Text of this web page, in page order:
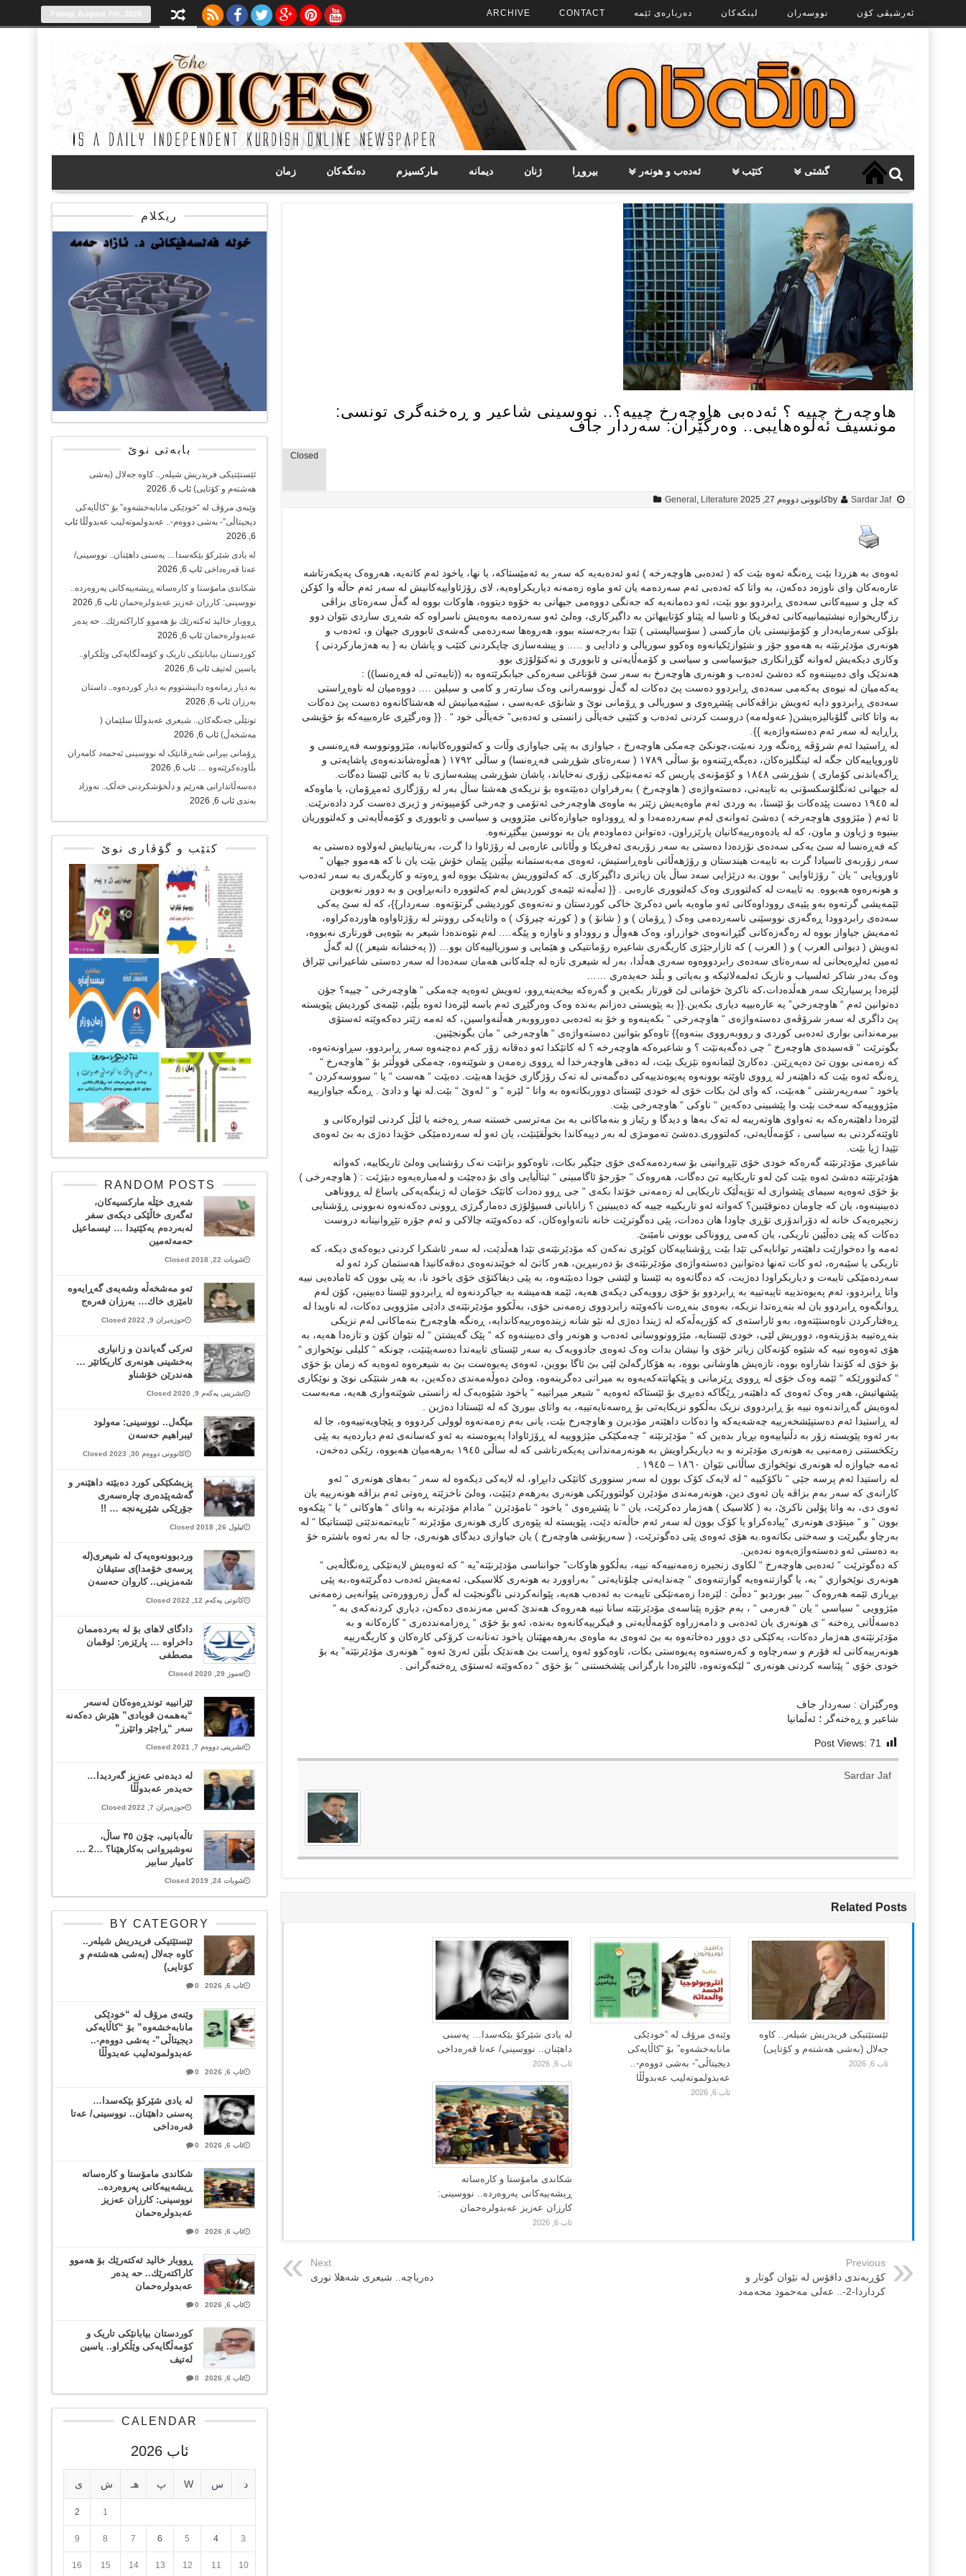
ئەرشیڤی کۆن نووسەران لینکەکان دەربارەی ئێمە CONTACT
ARCHIVE
Friday, August 7th, 2026
گشتی کتێب ئەدەب و هونەر بیروڕا ژنان دیمانە مارکسیزم دەنگەکان زمان
هاوچەرخ چييە ؟ ئەدەبی هاوچەرخ چييە؟.. نووسينی شاعير و ڕەخنەگری تونسی:
مونسيف ئەلوەهايبی.. وەرگێران: سەردار جاف
Closed
by Sardar Jaf کانوونی دووەم 27, 2025 General , Literature
ئەوەی بە هزردا بێت ڕەنگە ئەوە بێت کە ( ئەدەبی هاوچەرخە ) ئەو ئەدەبەيە کە سەر بە ئەمێستاکە، يا نها، ياخود ئەم کاتەيە، هەروەک پەيکەرتاشە
عارەبەکان وای ناوزەد دەکەن، بە واتا کە ئەدەبی ئەم سەردەمە يان ئەو ماوە زەمەنە دياريکراوەيە، لای رۆژئاواييەکانيش لە سەر ئەم حاڵە وا کۆکن
کە چل و سييەکانی سەدەی ڕابردوو بوو بێت، ئەو دەمانەيە کە جەنگی دووەمی جيهانی بە خۆوە ديتووە، هاوکات بووە لە گەڵ سەرەتای بزاڤی
رزگاريخوازە نيشتيمانييەکانی ئەفريکا و ئاسيا لە پێناو کۆتاییهاتن بە داگيرکاری، وەلێ ئەو سەردەمە بەوەيش ناسراوە کە شەڕی ساردی نێوان دوو
بلۆکی سەرمايەدار و کۆمۆنيستی يان مارکسی ( سۆسياليستی ) تێدا بەرجەستە ببوو، هەروەها سەردەمی گەشەی ئابووری جيهان و، ئەدەب و
هونەری مۆدێرنێتە بە هەموو جۆر و شێوازێکيانەوە وەکوو سوريالی و دادایی و ….. و پيشەسازی چاپکردنی کتێب و پاشان بە { بە هەژمارکردنی }
وکاری ديکەيش لەوانە گۆڕانکاری جيۆسياسی و سياسی و کۆمەڵايەتی و ئابووری و تەکنۆلۆژی بوو.
هەندێک وای دەبيننەوە کە دەشێ ئەدەب و هونەری هاوچەرخ بە سەر سێ قۆناغی سەرەکی جيابکرێتەوە بە ((تايبەتی لە فەڕەنسا)) :
يەکەميان لە نيوەی يەکەمی سەدەی ڕابردوو دەست پێ دەکات لە گەڵ نووسەرانی وەک سارتەر و کامی و سيلين …. دووەميان لە ناوەڕاستی
سەدەی ڕابردوو دايە ئەويش بزاڤەکانی پێشڕەوی و سوريالی و ڕۆمانی نوێ و شانۆی عەبەسی ، سێيەميانيش لە هەشتاکانەوە دەست پێ دەکات
بە واتا کاتی گلۆباليزەيشن( عەولەمە) دروست کردنی ئەدەب و کتێبی خەياڵی زانستی و ئەدەبی” خەياڵی خود “ . {{ وەرگێڕی عارەبييەکە بۆ خۆيشی
ڕاڕايە لە سەر ئەم دەستەواژەيە }}.
لە ڕاستيدا ئەم شرۆڤە ڕەنگە ورد نەبێت،چونکێ چەمکی هاوچەرخ ، جياوازی بە پێی جياوازی وڵات و کەلتوورەکانيانە، مێژوونووسە فەڕەنسی و
ئاوروپاييەکان جگە لە ئينگليزەکان، دەيگەڕێننەوە بۆ ساڵی ١٧٨٩ ( سەرەتای شؤڕشی فەڕەنسا) و ساڵی ١٧٩٢ ( هەڵوەشاندنەوەی پاشايەتی و
ڕاگەياندنی کۆماری ) شؤڕشی ١٨٤٨ و کۆمۆنەی پاريس کە تەمەنێکی زۆری نەخاياند، پاشان شؤڕشی پيشەسازی تا بە کاتی ئێستا دەگات.
لە جيهانی ئەنگلۆسکسۆنی بە تايبەتی، دەستەواژەی ( هاوچەرخ ) بەرفراوان دەبێتەوە بۆ نزيکەی هەشتا ساڵ بەر لە رۆژگاری ئەمڕۆمان، يا ماوەکە
لە ١٩٤٥ دەست پێدەکات بۆ ئێستا، بە وردی ئەم ماوەيەيش زێتر بە ماوەی هاوچەرخی ئەتۆمی و چەرخی کۆمپيوتەر و ژيری دەست کرد دادەنرێت.
ئا ئەم ( مێژووی هاوچەرخە ) دەشێ ئەوانەی لەم سەردەمەدا و لە ڕووداوە جياوازەکانی مێژوویی و سياسی و ئابووری و کۆمەڵايەتی و کەلتووریان
بينيوە و ژياون و ماون، کە لە يادەوەرييەکانيان پارێزراون، دەتوانن دەماودەم يان بە نووسين بيگێڕنەوە.
کە فەڕەنسا لە سێ يەکی سەدەی نۆزدەدا دەستی بە سەر زۆربەی ئەفريکا و وڵاتانی عارەبی لە رۆژئاوا دا گرت، بەريتانيايش لەولاوە دەستی بە
سەر زۆربەی ئاسيادا گرت بە تايبەت هيندستان و رۆژهەڵاتی ناوەڕاستيش، ئەوەی مەبەستمانە بيڵێين پێمان خۆش بێت يان نا کە هەموو جيهان “
ئاوروپایی “ يان “ رۆژئاوایی “ بوون.بە درێژایی سەد ساڵ يان زياتری داگيرکاری. کە کەلتووريش بەشێک بووە لەو ڕەوتە و کاريگەری بە سەر ئەدەب
و هونەرەوە هەبووە. بە تايبەت لە کەلتووری وەک کەلتووری عارەبی . {{ ئەڵبەتە ئێمەی کورديش لەم کەلتوورە دانەبڕاوين و بە دوور نەبووين
ئێمەيشی گرتەوە بەو پێيەی رووداوەکانی ئەو ماوەيە باس دەکرێ خاکی کوردستان و نەتەوەی کورديشی گرتۆتەوە. سەردار}}، کە لە سێ يەکی
سەدەی رابردوودا ڕەگەزی نووسێنی ناسەردەمی وەک ( ڕۆمان ) و ( شانۆ ) و ( کورتە چيرۆک ) ە واتايەکی روونتر لە رۆژئاواوە هاوردەکراوە،
ئەمەيش جياواز بووە لە رەگەزەکانی گێڕانەوەی خوازراو، وەک هەواڵ و رووداو و ناوازە و پێگە…. لەم نێوەندەدا شيعر بە بێوەیی قورتاری نەبووە،
ئەويش ( ديوانی العرب ) و ( العرب ) کە ئازارجێژی کاريگەری شاعيرە رۆمانتيکی و هێمایی و سوريالیيەکان بوو… (( پەخشانە شيعر )) لە گەڵ
ئەمين ئەلڕەيحانی لە سەرەتای سەدەی رابردووەوە سەری هەڵدا، بەر لە شيعری تازە لە چلەکانی هەمان سەدەدا لە سەر دەستی شاعيرانی ئێراق
وەک بەدر شاکر ئەلسياب و نازيک ئەلمەلائيکە و بەياتی و بڵند حەيدەری ……
لێرەدا پرسيارێک سەر هەڵدەدات،کە ناکرێ خۆمانی لێ قورتار بکەين و گەرەکە بيخەينەڕوو، ئەويش ئەوەيە چەمکی “ هاوچەرخی “ چييە؟ جؤن
دەتوانين ئەم “ هاوچەرخي” يە عارەبييە دياری بکەين.{{ بە پێويستی دەزانم بەندە وەک وەرگێڕی ئەم باسە لێرەدا ئەوە بڵێم، ئێمەی کورديش پێويستە
پێ داگری لە سەر شرۆڤەی دەستەواژەی “ هاوچەرخی “ بکەينەوە و خۆ بە ئەدەبی دەورووبەر هەڵنەواسين، کە ئەمە زێتر دەکەوێتە ئەستۆی
بيرمەندانی بواری ئەدەبی کوردی و رووبەرووی ببنەوە}} تاوەکو بتوانين دەستەواژەی “ هاوچەرخی “ مان بگونجێنين.
بگوترێت “ قەسيدەی هاوچەرخ “ چی دەگەيەنێت ؟ و شاعيرەکە هاوچەرخە ؟ لە کاتێکدا ئەو دەقانە زۆر کەم دەچنەوە سەر ڕابردوو، سڕاونەتەوە،
کە زەمەنی بوون تێ دەپەڕێنن. دەکارێ لێمانەوە نێزيک بێت، لە دەقی هاوچەرخدا لە ڕووی زەمەن و شوێنەوە، چەمکی قووڵتر بۆ “ هاوچەرخ “
ڕەنگە ئەوە بێت کە داهێنەر لە ڕووی ئاوێتە بوونەوە پەيوەندييەکی دەگمەنی لە تەک رۆژگاری خۆيدا هەبێت. دەبێت “ هەست “ يا “ سووسەکردن “
ياخود “ سەرپەرشتی “ هەبێت، کە وای لێ بکات خۆی لە خودی ئێستای دووربکاتەوە بە واتا “ لێرە “ و “ لەوێ “ بێت.لە نها و دادێ . ڕەنگە جياوازييە
مێژووييەکە سەخت بێت وا پێشبينی دەکەين “ ناوکی “ هاوچەرخی بێت.
لێرەدا داهێنەرەکە بە تەواوی هاوتەريبە لە تەک بەها و ديدگا و رێباز و بنەماکانی بە بێ مەترسی خستنە سەر ڕەخنە يا لێڵ کردنی لێوارەکانی و
ئاوێتەکردنی بە سياسی ، کۆمەڵايەتی، کەلتووری.دەشێ تەمومژی لە بەر دييەکاندا بخوڵقێنێت، يان ئەو لە سەردەمێکی خۆيدا دەژی بە بێ ئەوەی
تێيدا ژيا بێت.
شاعيری مۆدێرنێتە گەرەکە خودی خۆی تێڕوانينی بۆ سەردەمەکەی خۆی جێگير بکات، تاوەکوو بزانێت نەک رۆشنایی وەلێ تاريکاييە، کەواتە
هۆدێرنێتە دەشێ ئەوە بێت کێ لەو تاريکاييە تێ دەگات، هەروەک “ جۆرجۆ ئاگامبينی “ ئيتاڵيایی وای بۆ دەچێت و لەمبارەيەوە دبێژێت : ( هاوچەرخی )
بۆ خۆی ئەوەيە سيمای پێشوازی لە تۆپەڵێک تاريکایی لە زەمەنی خۆتدا بکەی “ جی ڕوو دەدات کاتێک خۆمان لە ژينگەيەکی ياساغ لە ڕووناهی
دەبينينەوە، يان کە چاومان دەنوقێنين؟ کەواتە ئەو تاريکييە چييە کە دەيبينين ؟ زانايانی فسيۆلۆژی دەمارگرژی ڕوونی دەکەنەوە نەبوونی ڕۆشنایی
زنجيرەيەک خانە لە دۆراندۆری تۆڕی چاودا هان دەدات، پێی دەگوترێت خانە ناتەواوەکان، کە دەکەوێتە چالاکی و ئەم جۆرە تێڕوانينانە دروست
دەکات کە پێی دەڵێين تاريکی، يان کەمی ڕووناکی بوونی نامێنێ.
ئەمە وا دەخوازێت داهێنەر توانايەکی تێدا بێت ڕۆشناييەکان کوێری نەکەن کە مۆدێرنێتەی تێدا هەڵدێت، لە سەر ئاشکرا کردنی ديوەکەی ديکە، کە
تاريکی يا سێبەرە، ئەو کات تەنها دەتوانين دەستەواژەی مۆدێرنێتەی بۆ دەرببڕين، هەر کاتێ لە خوێندنەوەی دەقەکانيدا هەستمان کرد ئەو لە
سەردەمێکی تايبەت و دياريکراودا دەژیت، کە دەگاتەوە بە ئێستا و لێشی جودا دەبێتەوە، بە پێی ديفاکتۆی خۆی ياخود نا، بە پێی بوون کە ئامادەیی نييە
واتا ڕابردوو، ئەم پەيوەندييە تايبەتييە بە ڕابردوو بۆ خۆی روويەکی ديکەی هەيە، ئێمە هەميشە بە جياکردنەوە لە ڕابردوو ئێستا دەبينين، کۆن لەم
ڕوانگەوە ڕابردوو يان لە بنەڕەتدا نزيکە، بەوەی بنەڕەت ناکەوێتە رابردووی زەمەنی خۆی، بەڵکوو مۆدێرنێتەی دادێی مێژوویی دەکات، لە ناويدا لە
ڕەفتارکردن ناوەستێتەوە، بەو ئاراستەی کە کۆرپەڵەکە لە ژيندا دەژی لە نێو شانە زيندەوەرييەکاندايە، ڕەنگە هاوچەرخ بنەماکانی لەم نزيکی
بنەڕەتييە بدۆزيتەوە، دووريش لێی، خودی ئێستايە، مێژوونووسانی ئەدەب و هونەر وای دەبيننەوە کە “ پێک گەيشتن “ لە نێوان کۆن و تازەدا هەيە، بە
هۆی ئەوەوە نييە کە شێوە کۆنەکان زياتر خۆی وا نيشان بدات وەک ئەوەی جادوويەک بە سەر ئێستای تايبەتدا دەسەپێنێت، چونکە “ کليلی نوێخوازی “
بۆ خۆی لە کۆندا شاراوە بووە، تازەيش هاوشانی بووە، بە هۆکارگەلێ لێی بێ ئاگا بووين، ئەوەی پەيوەست بێ بە شيعرەوە ئەوەيە کە زمان بۆ خۆی
“ کەلتوورێکە “ ئێمە وەک خۆی لە ڕووی ڕێزمانی و پێکهاتتەکەيەوە بە ميراتی دەگرينەوە، وەلێ دەوڵەمەندی دەکەين، بە هەر شتێکی نوێ و نوێکاری
پێشهاتيش، هەر وەک ئەوەی کە داهێنەر ڕێگاکە دەبڕی بۆ ئێستاکە ئەوەيە “ شيعر ميراتييە “ ياخود شێوەيەک لە زانستی شوێنەواری هەيە، مەبەست
لەوەيش گەڕاندنەوە نييە بۆ ڕابردووی نزيک بەڵکوو نزيکايەتی بۆ ڕەسەنايەتييە، بە واتای ببورێ کە لە ئێستادا دەژين .
لە ڕاستيدا ئەم دەستپێشخەرييە چەشەيەکە وا دەکات داهێنەر مۆدیرن و ‌هاوچەرخ بێت، يانی بەم زەمەنەوە لوولی کردووە و پێچاويەتييەوە، جا لە
بەر ئەوە پێويستە زۆر بە دڵنياييەوە بڕيار بدەين کە “ مۆدێرنێتە “ چەمکێکی مێژووييە لە ڕۆژئاوادا پەيوەستە بە ئەو کەسانەی ئەم دياردەيە بە پێی
رێکخستنی زەمەنیی بە هونەری مۆدێرنە و بە دياريکراويش بە هونەرمەندانی پەيکەرتاشی کە لە ساڵی ١٩٤٥ بەرهەميان هەبووە، رێکی دەخەن،
ئەمە جياوازە لە هونەری نوێخوازی ساڵانی نێوان ١٨٦٠ – ١٩٤٥ .
لە راستيدا ئەم پرسە جێی “ ناکۆکييە “ لە لايەک کۆک بوون لە سەر سنووری کاتێکی دابڕاو، لە لايەکی ديکەوە لە سەر “ بەهای هونەری “ ئەو
کارانەی کە سەر بەم بزاڤە يان ئەوی دين، هونەرمەندی مۆدێرن کولتوورێکی هونەری بەرهەم دێنێت، وەلێ ناخزێتە ڕەوتی ئەم بزاڤە هونەرييە يان
ئەوی دی، بە واتا پۆلين ناکرێ، بە ( کلاسيک ) هەژمار دەکرێت، يان “ نا پێشڕەوی “ ياخود “ نامۆدێرن “ مادام مۆدێرنە بە واتای “ هاوکاتی “ يا “ پێکەوە
بوون “ و “ ميتۆدی هونەری “پيادەکراو يا کۆک بوون لە سەر ئەم حاڵەتە دێت، پێويستە لە پێوەری کاری هونەری مۆدێرنە “ تايبەتمەندێتی ئێستاتيکا “ لە
بەرچاو بگيرێت و سەختی بکاتەوە.بە هۆی ئەوەی پێی دەگوترێت، ( سەرپۆشی هاوچەرخ ) يان جياوازی ديدگای هونەری، جا لە بەر ئەوە باشترە خۆ
بە دەستی ئەو دەستەواژەيەوە نەدەين.
کە دەگوترێت “ ئەدەبی هاوچەرخ “ لکاوی زنجيرە زەمەنييەکە نييە، بەڵکوو هاوکات” جوانناسی مۆدێرنێتە”يە “ کە ئەوەيش لايەنێکی ڕەنگاڵەیی “
هونەری نوێخوازي “ يە، يا گوازتنەوەيە گوازتنەوەی “ چەندايەتی چلۆنايەتی “ بەراوورد بە هونەری کلاسيکی، ئەمەيش ئەدەب دەگرێتەوە،بە پێی
بڕياری ئێمە هەروەک “ بيير بورديو “ دەڵێ : لێرەدا زەمەنێکی تايبەت بە ئەدەب هەيە، پێوانەکردنی ناگونجێت لە گەڵ زەروورەتی پێوانەیی زەمەنی
مێژوویی “ سياسی “ يان “ فەرمی “ ، بەم جۆرە پێناسەی مۆدێرنێتە سانا نييە هەروەک هەندێ کەس مەزندەی دەکەن، دياري کردنەکەی بە “
دەسەڵاتی ڕەخنە “ ی هونەری يان ئەدەبی و دامەزراوە کۆمەڵايەتی و فيکرييەکانەوە بەندە، ئەو بۆ خۆی “ ڕەزامەنددەری “ کارەکانە و بە
مۆدێرنێتەی هەژمار دەکات، يەکێکی دی دوور دەخاتەوە بە بێ ئەوەی بە ماوەی بەرهەمهێنان ياخود تەنانەت کرۆکی کارەکان و کاريگەرييە
هونەرييەکانی لە فۆرم و سەرچاوە و کەرەستەوە پەيوەستی بکات، تاوەکوو ئەوە ڕاست بێ هەندێک بڵێن ئەرێ ئەوە “ هونەری مۆدێرنێتە” يە بۆ
خودی خۆی “ پێناسە کردنی هونەری “ لێکەوتەوە، ئالێرەدا بارگرانی پێشخستنی “ بۆ خۆی “ دەکەوێتە ئەستۆی ڕەخنەگرانی .
وەرگێران : سەردار جاف
شاعير و ڕەخنەگر ؛ ئەڵمانيا
Post Views: 71
Sardar Jaf
Related Posts
ئێستێتیکی فریدریش شیلەر.. کاوە
جەلال (بەشی هەشتەم و کۆتایی)
ئاب 6, 2026
وێنەی مرۆڤ لە “خودێکی
مانابەخشەوە” بۆ “کاڵایەکی
دیجیتاڵی”- بەشی دووەم-..
عەبدولموتەلیب عەبدوڵڵا
ئاب 6, 2026
لە یادی شێرکۆ بێکەسدا… پەسنی
داهێنان.. نووسینی/ عەتا قەرەداخی
ئاب 6, 2026
شکاندی مامۆستا و کارەساتە
ڕیشەییەکانی پەروەردە.. نووسینی:
کارزان عەزیز عەبدولرەحمان
ئاب 6, 2026
Previous
كۆڕبەندی دافۆس لە نێوان گوتار و
كرداردا-2-.. عەلی مەحمود محەمەد
Next
دەریاچە.. شیعری شەهلا نوری
ریکلام
بابەتی نوێ
ئێستێتیکی فریدریش شیلەر.. کاوە جەلال (بەشی
هەشتەم و کۆتایی) ئاب 6, 2026
وێنەی مرۆڤ لە “خودێکی مانابەخشەوە” بۆ “کاڵایەکی
دیجیتاڵی”- بەشی دووەم-.. عەبدولموتەلیب عەبدوڵڵا ئاب
6, 2026
لە یادی شێرکۆ بێکەسدا… پەسنی داهێنان.. نووسینی/
عەتا قەرەداخی ئاب 6, 2026
شکاندی مامۆستا و کارەساتە ڕیشەییەکانی پەروەردە..
نووسینی: کارزان عەزیز عەبدولرەحمان ئاب 6, 2026
ڕووبار خالید ئەكتەرێك بۆ هەموو كاراكتەرێك.. حه یدەر
عەبدولرەحمان ئاب 6, 2026
کوردستان بیابانێکی تاریک و کۆمەڵگایەکی وێڵکراو..
یاسین لەتیف ئاب 6, 2026
بە دیار زمانەوە دانیشتووم بە دیار کوردەوە.. داستان
بەرزان ئاب 6, 2026
تونێڵی جەنگەکان.. شیعری عەبدوڵڵا سلێمان (
مەشخەڵ) ئاب 6, 2026
ڕۆمانی بیرانی شەڕڤانێک لە نووسینی ئەحمەد کامەران
بڵاودەکرێتەوە … ئاب 6, 2026
دەسەڵاتدارانی هەرێم و دڵخۆشکردنی خەڵک.. نەوزاد
بەندی ئاب 6, 2026
کتێب و گۆڤاری نوێ
RANDOM POSTS
شه‌ڕی خێڵه‌ ماركسیه‌كان،
ئه‌گه‌ری خاڵێكی دیكه‌ی سفر‌
له‌به‌رده‌م یه‌كێتیدا … ئیسماعیل
حه‌مه‌ئه‌مین
شوبات 22, 2018 Closed
ئەو مەشخەڵە وشەیەی گەڕایەوە
ئامێزی خاك… به‌رزان فه‌ره‌ج
حوزەیران 9, 2022 Closed
ئه‌ركی گه‌یاندن و زانیاری
به‌خشینی هونه‌ری كاریكاتێر …
هه‌ندرێن خۆشناو
تشرینی یەکەم 9, 2020 Closed
مێگەل.. نووسینی: مەولود
ئیبراهیم حەسەن
کانوونی دووەم 30, 2023 Closed
پزیشكێكى كورد ده‌بێته‌ داهێنه‌ر و
گه‌شه‌پێده‌رى چاره‌سه‌رى
جۆرێكى شێرپه‌نجه‌ … !!
ئیلول 26, 2018 Closed
وردبوونەوەیەک لە شیعری(لە
پرسەی خۆمدا)ی ستیڤان
شەمزینی.. کاروان حەسەن
کانونی یەکەم 12, 2022 Closed
دادگای لاهای بۆ لە بەردەممان
داخراوە … پارێزەر: لوقمان
مصطفی
تەموز 29, 2020 Closed
ئێرانییە توندڕەوەکان لەسەر
“بەهمەن قوبادی” هێرش دەکەنە
سەر “ڕاجێر واتێرز”
تشرینی دووەم 7, 2021 Closed
لە دیدەنی عەزیز گەردیدا…
حەیدەر عەبدوڵڵا
حوزەیران 7, 2022 Closed
تاڵەبانیی، چۆن ٣٥ ساڵ،
نەوشیروانی بەکارهێنا؟ …2 …
کامیار سابیر
شوبات 24, 2019 Closed
BY CATEGORY
ئێستێتیکی فریدریش شیلەر..
کاوە جەلال (بەشی هەشتەم و
کۆتایی)
ئاب 6, 2026 0
وێنەی مرۆڤ لە “خودێکی
مانابەخشەوە” بۆ “کاڵایەکی
دیجیتاڵی”- بەشی دووەم-..
عەبدولموتەلیب عەبدوڵڵا
ئاب 6, 2026 0
لە یادی شێرکۆ بێکەسدا…
پەسنی داهێنان.. نووسینی/ عەتا
قەرەداخی
ئاب 6, 2026 0
شکاندی مامۆستا و کارەساتە
ڕیشەییەکانی پەروەردە..
نووسینی: کارزان عەزیز
عەبدولرەحمان
ئاب 6, 2026 0
ڕووبار خالید ئەكتەرێك بۆ هەموو
كاراكتەرێك.. حه یدەر
عەبدولرەحمان
ئاب 6, 2026 0
کوردستان بیابانێکی تاریک و
کۆمەڵگایەکی وێڵکراو.. یاسین
لەتیف
ئاب 6, 2026 0
CALENDAR
ئاب 2026
د س W پ هـ ش ی
1
2
3
4
5
6
7
8
9
10
11
12
13
14
15
16